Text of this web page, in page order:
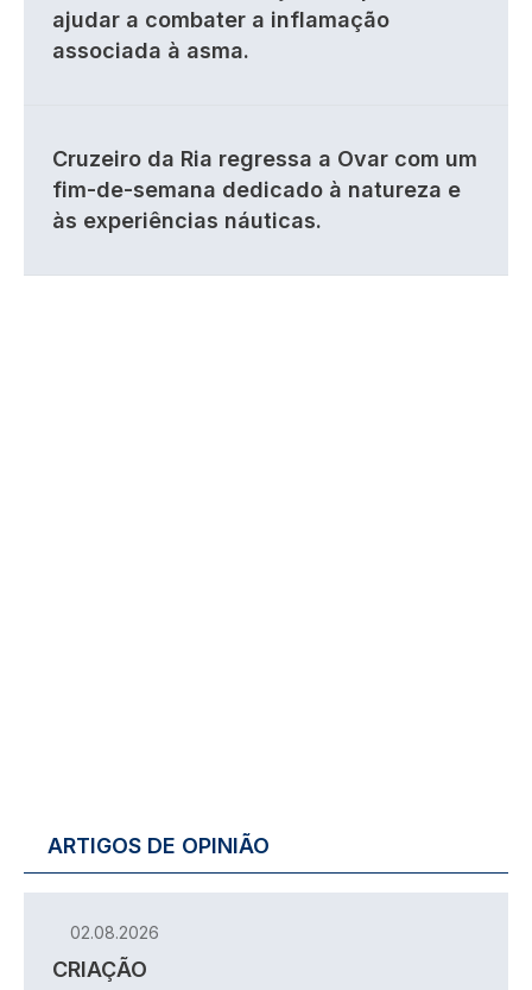
ajudar a combater a inflamação
associada à asma.
Cruzeiro da Ria regressa a Ovar com um
fim-de-semana dedicado à natureza e
às experiências náuticas.
ARTIGOS DE OPINIÃO
02.08.2026
CRIAÇÃO